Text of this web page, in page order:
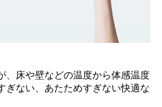
、床や壁などの温度から体感温度
ぎない、あたためすぎない快適な